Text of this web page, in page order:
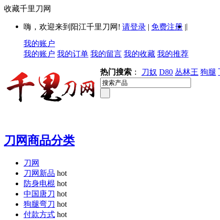
收藏千里刀网
嗨，欢迎来到阳江千里刀网! 请登录 | 免费注册 ||
我的账户
我的账户 我的订单 我的留言 我的收藏 我的推荐
热门搜索 ： 刀奴 D80 丛林王 狗腿
刀网商品分类
刀网
刀网新品 hot
防身电棍 hot
中国唐刀 hot
狗腿弯刀 hot
付款方式 hot